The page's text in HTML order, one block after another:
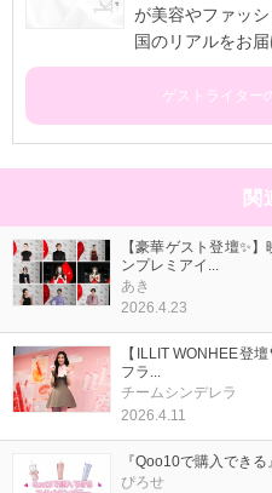
が美容やファッ
国のリアルをお届
ゲストライター
関
【豪華ゲスト登壇✨
ンプレミアイ...
あき
2026.4.23
【ILLIT WONHEE登
フラ...
チームシンデレラ
2026.4.11
『Qoo10で購入でき
ぴろせ